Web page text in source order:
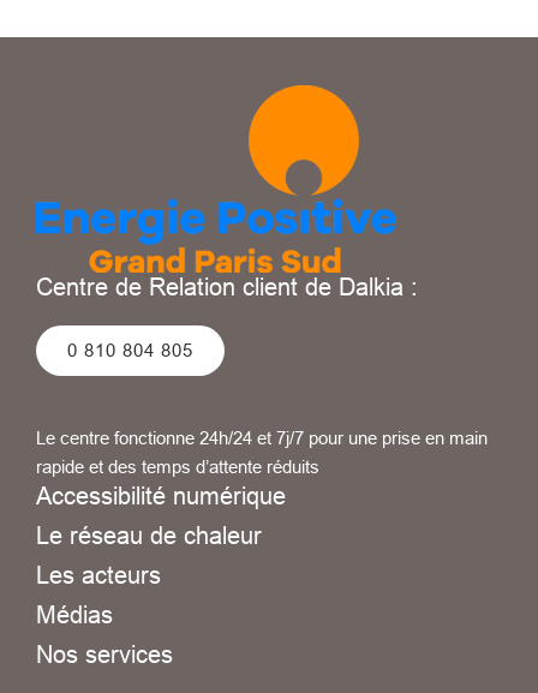
Centre de Relation client de Dalkia :
0 810 804 805
Le centre fonctionne 24h/24 et 7j/7 pour une prise en main
rapide et des temps d’attente réduits
Accessibilité numérique
Le réseau de chaleur
Les acteurs
Médias
Nos services